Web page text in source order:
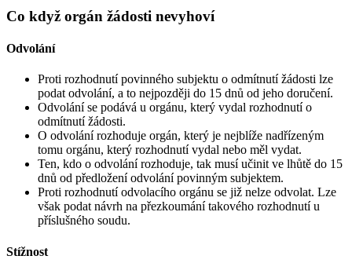
Co když orgán žádosti nevyhoví
Odvolání
Proti rozhodnutí povinného subjektu o odmítnutí žádosti lze
podat odvolání, a to nejpozději do 15 dnů od jeho doručení.
Odvolání se podává u orgánu, který vydal rozhodnutí o
odmítnutí žádosti.
O odvolání rozhoduje orgán, který je nejblíže nadřízeným
tomu orgánu, který rozhodnutí vydal nebo měl vydat.
Ten, kdo o odvolání rozhoduje, tak musí učinit ve lhůtě do 15
dnů od předložení odvolání povinným subjektem.
Proti rozhodnutí odvolacího orgánu se již nelze odvolat. Lze
však podat návrh na přezkoumání takového rozhodnutí u
příslušného soudu.
Stížnost